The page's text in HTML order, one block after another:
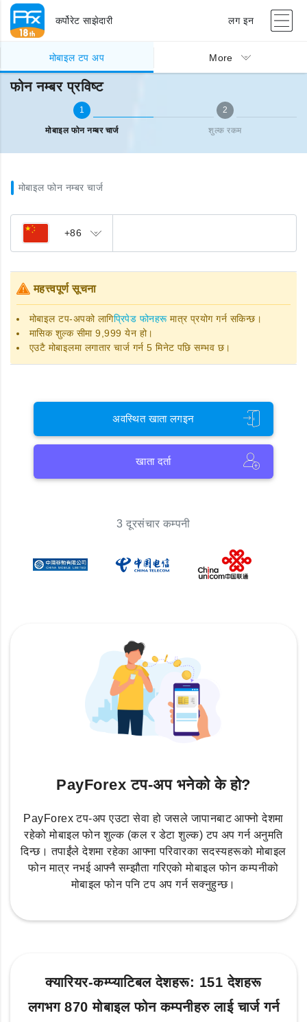
कर्पोरेट साझेदारी लग इन
मोबाइल टप अप More
मोबाइल टप अप फोन नम्बर प्रविष्ट
फोन नम्बर प्रविष्ट
1
मोबाइल फोन नम्बर चार्ज
2
शुल्क रकम
मोबाइल फोन नम्बर चार्ज
+86
महत्त्वपूर्ण सूचना
मोबाइल टप-अपको लागिप्रिपेड फोनहरूमात्र प्रयोग गर्न सकिन्छ।
मासिक शुल्क सीमा 9,999 येन हो।
एउटै मोबाइलमा लगातार चार्ज गर्न 5 मिनेट पछि सम्भव छ।
अवस्थित खाता लगइन
खाता दर्ता
3 दूरसंचार कम्पनी
PayForex टप-अप भनेको के हो?
PayForex टप-अप एउटा सेवा हो जसले जापानबाट आफ्नो देशमा
रहेको मोबाइल फोन शुल्क (कल र डेटा शुल्क) टप अप गर्न अनुमति
दिन्छ। तपाईंले देशमा रहेका आफ्ना परिवारका सदस्यहरूको मोबाइल
फोन मात्र नभई आफ्नै सम्झौता गरिएको मोबाइल फोन कम्पनीको
मोबाइल फोन पनि टप अप गर्न सक्नुहुन्छ।
क्यारियर-कम्प्याटिबल देशहरू: 151 देशहरू
लगभग 870 मोबाइल फोन कम्पनीहरु लाई चार्ज गर्न